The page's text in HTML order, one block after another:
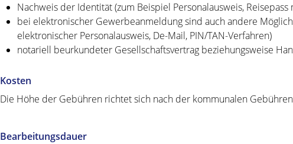
Nachweis der Identität (zum Beispiel Personalausweis,
bei elektronischer Gewerbeanmeldung sind auch andere
elektronischer Personalausweis, De-Mail, PIN/TAN-Verfahren)
notariell beurkundeter Gesellschaftsvertrag beziehungsweise
Kosten
Die Höhe der Gebühren richtet sich nach der kommunalen
Bearbeitungsdauer